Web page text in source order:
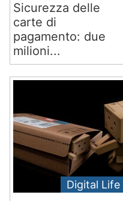
Sicurezza delle
carte di
pagamento: due
milioni...
Digital Life